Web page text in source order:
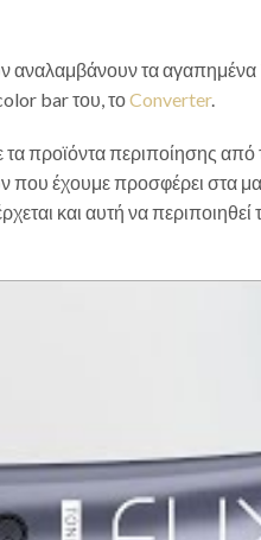
αναλαμβάνουν τα αγαπημένα
bar του, τοConverter.
τα προϊόντα περιποίησης από
έχουμε προσφέρει στα
και αυτή να